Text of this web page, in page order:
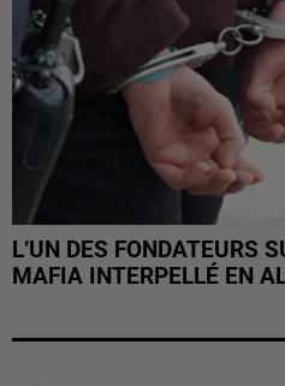
L’UN DES FONDATEURS
MAFIA INTERPELLÉ EN